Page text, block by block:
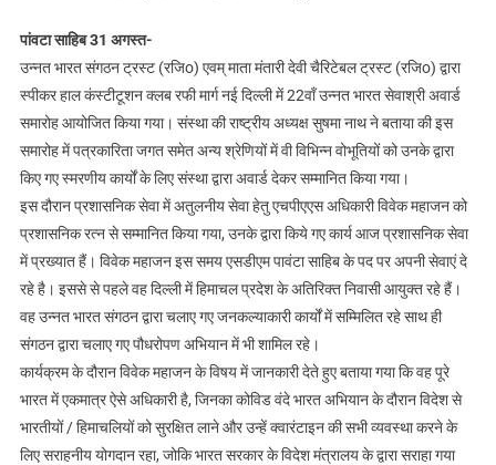
पांवटा साहिब 31 अगस्त-
उन्नत भारत संगठन ट्रस्ट (रजिo) एवम् माता मंतारी देवी चैरिटेबल ट्रस्ट (रजिo) द्वारा
स्पीकर हाल कंस्टीटूशन क्लब रफी मार्ग नई दिल्ली में 22वॉं उन्नत भारत सेवाश्री अवार्ड
समारोह आयोजित किया गया। संस्था की राष्ट्रीय अध्यक्ष सुषमा नाथ ने बताया की इस
समारोह में पत्रकारिता जगत समेत अन्य श्रेणियों में वी विभिन्न वोभूतियों को उनके द्वारा
किए गए स्मरणीय कार्यों के लिए संस्था द्वारा अवार्ड देकर सम्मानित किया गया।
इस दौरान प्रशासनिक सेवा में अतुलनीय सेवा हेतु एचपीएएस अधिकारी विवेक महाजन को
प्रशासनिक रत्न से सम्मानित किया गया, उनके द्वारा किये गए कार्य आज प्रशासनिक सेवा
में प्रख्यात हैं। विवेक महाजन इस समय एसडीएम पावंटा साहिब के पद पर अपनी सेवाएं दे
रहे है। इससे से पहले वह दिल्ली में हिमाचल प्रदेश के अतिरिक्त निवासी आयुक्त रहे हैं।
वह उन्नत भारत संगठन द्वारा चलाए गए जनकल्याकारी कार्यों में सम्मिलित रहे साथ ही
संगठन द्वारा चलाए गए पौधरोपण अभियान में भी शामिल रहे।
कार्यक्रम के दौरान विवेक महाजन के विषय में जानकारी देते हुए बताया गया कि वह पूरे
भारत में एकमात्र ऐसे अधिकारी है, जिनका कोविड वंदे भारत अभियान के दौरान विदेश से
भारतीयों / हिमाचलियों को सुरक्षित लाने और उन्हें क्वारंटाइन की सभी व्यवस्था करने के
लिए सराहनीय योगदान रहा, जोकि भारत सरकार के विदेश मंत्रालय के द्वारा सराहा गया